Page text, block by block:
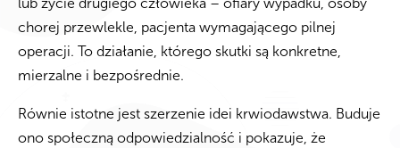
lub życie drugiego człowieka – ofiary wypadku, osoby
chorej przewlekle, pacjenta wymagającego pilnej
operacji. To działanie, którego skutki są konkretne,
mierzalne i bezpośrednie.
Równie istotne jest szerzenie idei krwiodawstwa. Buduje
ono społeczną odpowiedzialność i pokazuje, że